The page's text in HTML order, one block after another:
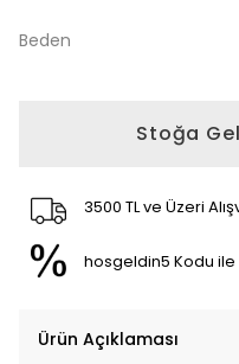
Beden
Stoğa
3500 TL ve Üzeri
hosgeldin5 Kodu ile
Ürün Açıklaması